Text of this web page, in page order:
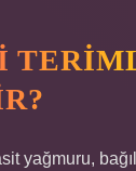
yağmuru,